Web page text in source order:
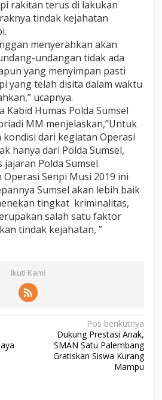
rakitan terus di lakukan
tindak kejahatan
menyerahkan akan
undangan tidak ada
yang menyimpan pasti
yang telah disita dalam waktu
ucapnya.
Kabid Humas Polda Sumsel
MM menjelaskan,”Untuk
dari kegiatan Operasi
hanya dari Polda Sumsel,
Polda Sumsel.
Operasi Senpi Musi 2019 ini
Sumsel akan lebih baik
tingkat kriminalitas,
salah satu faktor
tindak kejahatan, ”
Ikuti Kami
Pos berikutnya
Dukung Prestasi Anak,
SMAN Satu Palembang
Gratiskan Siswa Kurang
Mampu